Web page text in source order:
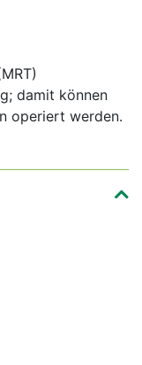
damit können
operiert werden.